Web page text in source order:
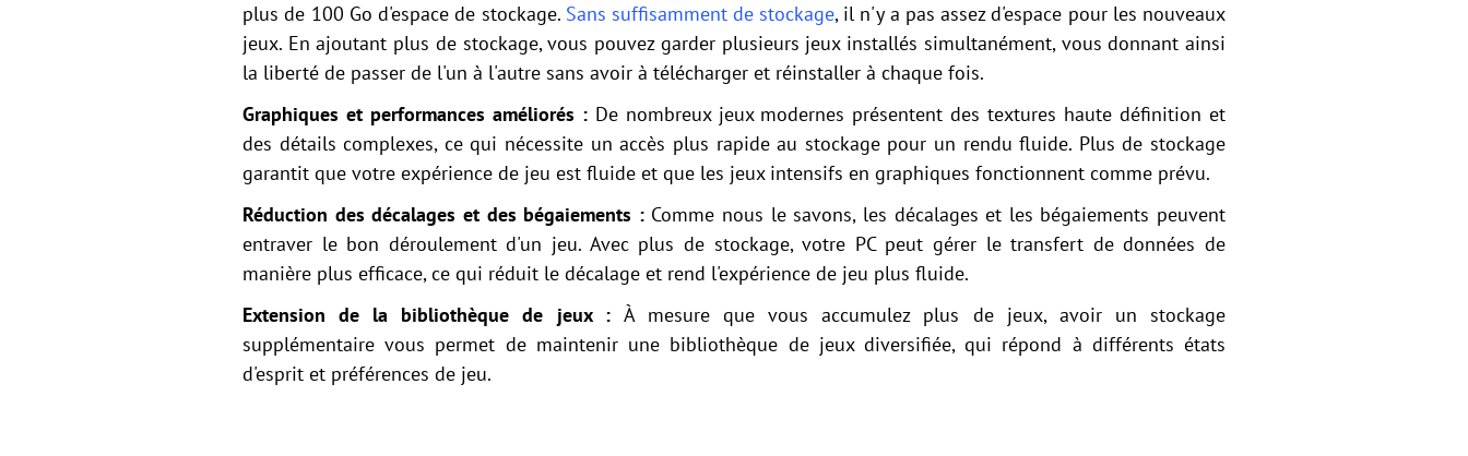
plus de 100 Go d'espace de stockage. Sans suffisamment de stockage, il n'y a pas assez d'espace pour les nouveaux
jeux. En ajoutant plus de stockage, vous pouvez garder plusieurs jeux installés simultanément, vous donnant ainsi
la liberté de passer de l'un à l'autre sans avoir à télécharger et réinstaller à chaque fois.
Graphiques et performances améliorés : De nombreux jeux modernes présentent des textures haute définition et
des détails complexes, ce qui nécessite un accès plus rapide au stockage pour un rendu fluide. Plus de stockage
garantit que votre expérience de jeu est fluide et que les jeux intensifs en graphiques fonctionnent comme prévu.
Réduction des décalages et des bégaiements : Comme nous le savons, les décalages et les bégaiements peuvent
entraver le bon déroulement d'un jeu. Avec plus de stockage, votre PC peut gérer le transfert de données de
manière plus efficace, ce qui réduit le décalage et rend l'expérience de jeu plus fluide.
Extension de la bibliothèque de jeux : À mesure que vous accumulez plus de jeux, avoir un stockage
supplémentaire vous permet de maintenir une bibliothèque de jeux diversifiée, qui répond à différents états
d'esprit et préférences de jeu.